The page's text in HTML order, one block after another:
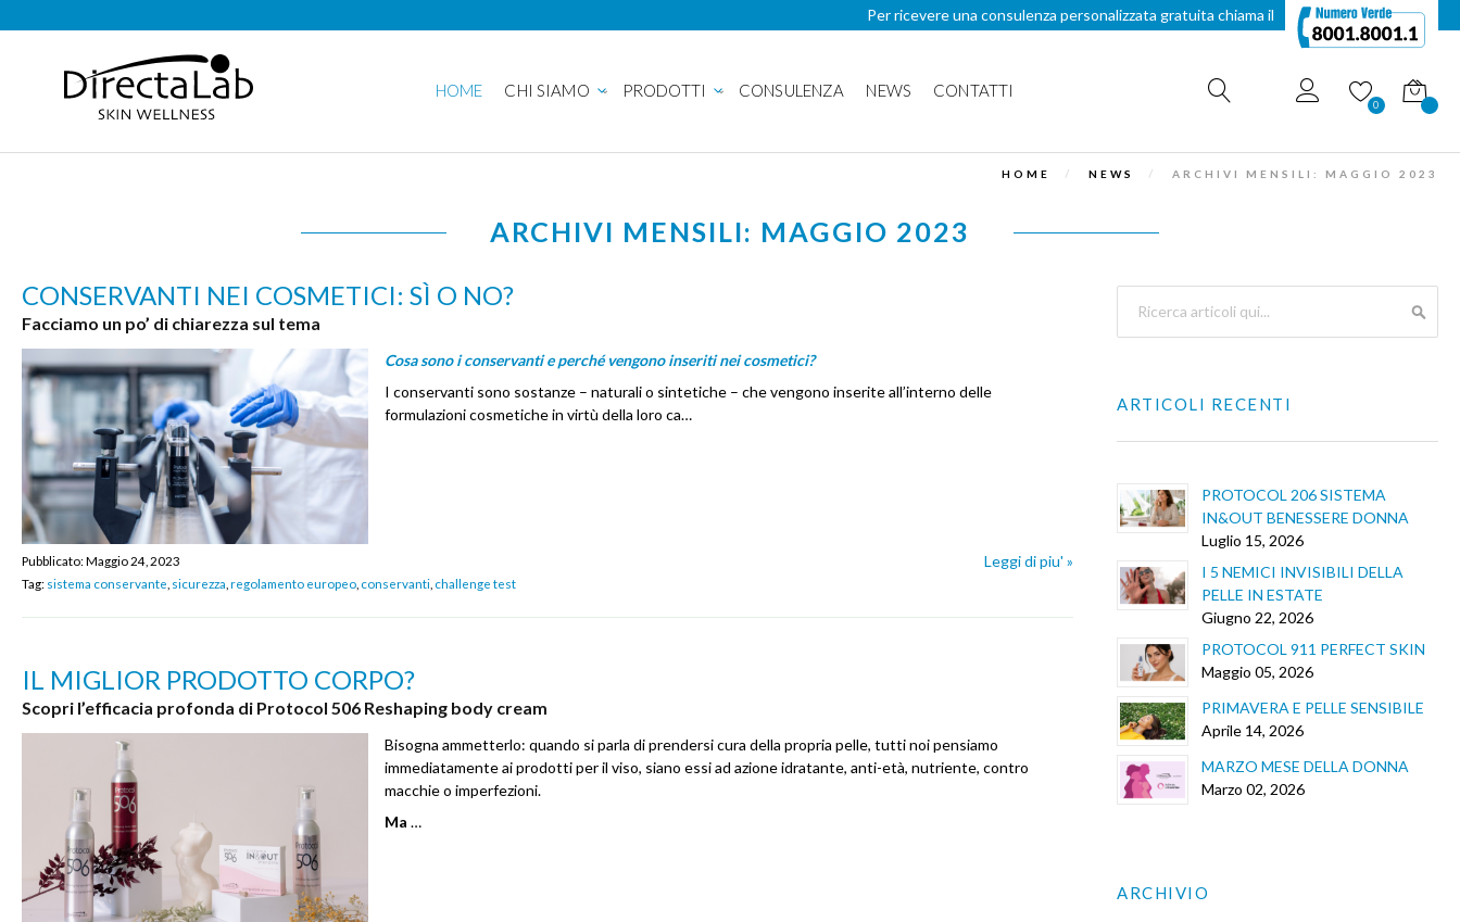
Per ricevere una consulenza personalizzata gratuita chiama il
0 Carrello
HOME CHI SIAMO PRODOTTI CONSULENZA NEWS CONTATTI
HOME NEWS ARCHIVI MENSILI: MAGGIO 2023
ARCHIVI MENSILI: MAGGIO 2023
CONSERVANTI NEI COSMETICI: SÌ O NO?
Facciamo un po’ di chiarezza sul tema
Cosa sono i conservanti e perché vengono inseriti nei cosmetici?
I conservanti sono sostanze – naturali o sintetiche – che vengono inserite all’interno delle
formulazioni cosmetiche in virtù della loro ca…
Pubblicato:Maggio 24, 2023
Tag: sistema conservante sicurezza regolamento europeo conservanti challenge test
Leggi di piu' »
IL MIGLIOR PRODOTTO CORPO?
Scopri l’efficacia profonda di Protocol 506 Reshaping body cream
Bisogna ammetterlo: quando si parla di prendersi cura della propria pelle, tutti noi pensiamo
immediatamente ai prodotti per il viso, siano essi ad azione idratante, anti-età, nutriente, contro
macchie o imperfezioni.
Ma…
ARTICOLI RECENTI
PROTOCOL 206 SISTEMA
IN&OUT BENESSERE DONNA
Luglio 15, 2026
I 5 NEMICI INVISIBILI DELLA
PELLE IN ESTATE
Giugno 22, 2026
PROTOCOL 911 PERFECT SKIN
Maggio 05, 2026
PRIMAVERA E PELLE SENSIBILE
Aprile 14, 2026
MARZO MESE DELLA DONNA
Marzo 02, 2026
ARCHIVIO